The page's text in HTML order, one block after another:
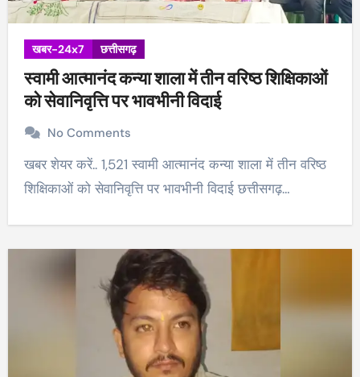
खबर-24x7 छत्तीसगढ़
स्वामी आत्मानंद कन्या शाला में तीन वरिष्ठ शिक्षिकाओं
को सेवानिवृत्ति पर भावभीनी विदाई
No Comments
खबर शेयर करें.. 1,521 स्वामी आत्मानंद कन्या शाला में तीन वरिष्ठ
शिक्षिकाओं को सेवानिवृत्ति पर भावभीनी विदाई छत्तीसगढ़…